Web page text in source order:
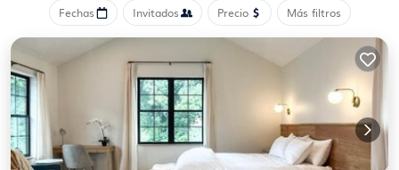
Fechas Invitados Precio Más filtros